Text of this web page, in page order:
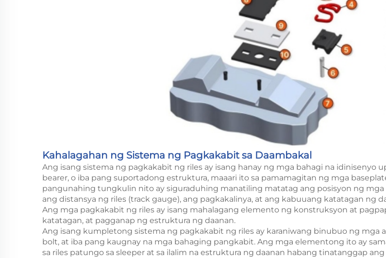
Kahalagahan ng Sistema ng Pagkakabit sa Daambakal
Ang isang sistema ng pagkakabit ng riles ay isang hanay ng mga bahagi na idinisenyo
bearer, o iba pang suportadong estruktura, maaari ito sa pamamagitan ng mga
pangunahing tungkulin nito ay siguraduhing manatiling matatag ang posisyon ng
ang distansya ng riles (track gauge), ang pagkakalinya, at ang kabuuang katatagan ng
Ang mga pagkakabit ng riles ay isang mahalagang elemento ng konstruksyon at
katatagan, at pagganap ng estruktura ng daanan.
Ang isang kumpletong sistema ng pagkakabit ng riles ay karaniwang binubuo ng mga
bolt, at iba pang kaugnay na mga bahaging pangkabit. Ang mga elementong ito ay
sa riles patungo sa sleeper at sa ilalim na estruktura ng daanan habang tinatanggap